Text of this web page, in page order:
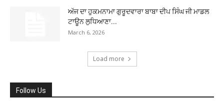
ਅੱਜ ਦਾ ਹੁਕਮਨਾਮਾ ਗੁਰੂਦਵਾਰਾ ਬਾਬਾ ਦੀਪ ਸਿੰਘ ਜੀ ਮਾਡਲ
ਟਾਊਨ ਲੁਧਿਆਣਾ...
March 6, 2026
Load more
Follow Us